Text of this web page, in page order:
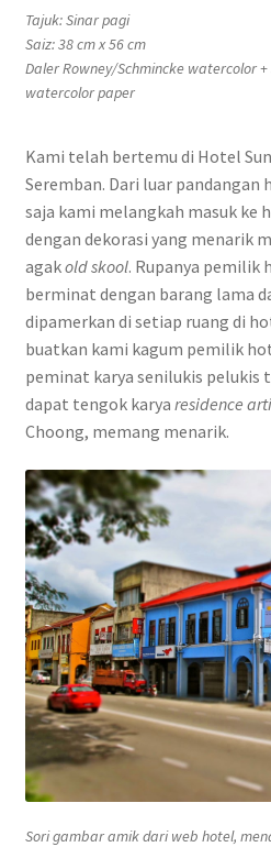
Tajuk: Sinar pagi
Saiz: 38 cm x 56 cm
Daler Rowney/Schmincke watercolor
watercolor paper
Kami telah bertemu di Hotel
Seremban. Dari luar pandangan
saja kami melangkah masuk ke
dengan dekorasi yang menarik
agakold skool. Rupanya pemilik
berminat dengan barang lama
dipamerkan di setiap ruang di
buatkan kami kagum pemilik
peminat karya senilukis pelukis
dapat tengok karya residence
Choong, memang menarik.
Sori gambar amik dari web hotel,